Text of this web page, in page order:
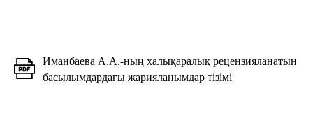
Иманбаева А.А.-ның халықаралық рецензияланатын
басылымдардағы жарияланымдар тізімі